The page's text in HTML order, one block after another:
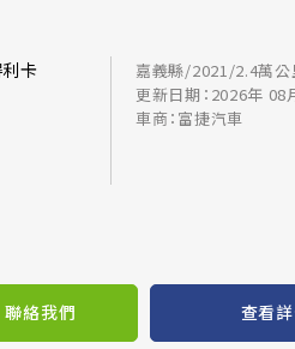
卡
嘉義縣/2021/2.4萬公
更新日期：2026年 08
車商：富捷汽車
聯絡我們 查看